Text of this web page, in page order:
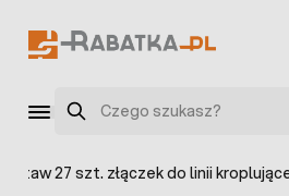
Szukaj
27 szt. złączek do linii